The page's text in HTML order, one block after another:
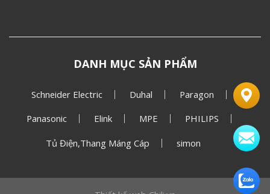
DANH MỤC SẢN PHẨM
Schneider Electric Duhal Paragon
Panasonic Elink MPE PHILIPS
Tủ Điện,Thang Máng Cáp simon